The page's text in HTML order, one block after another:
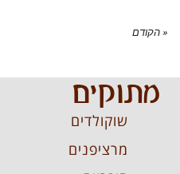
« הקודם
מתוקים
שוקולדים
מרציפנים